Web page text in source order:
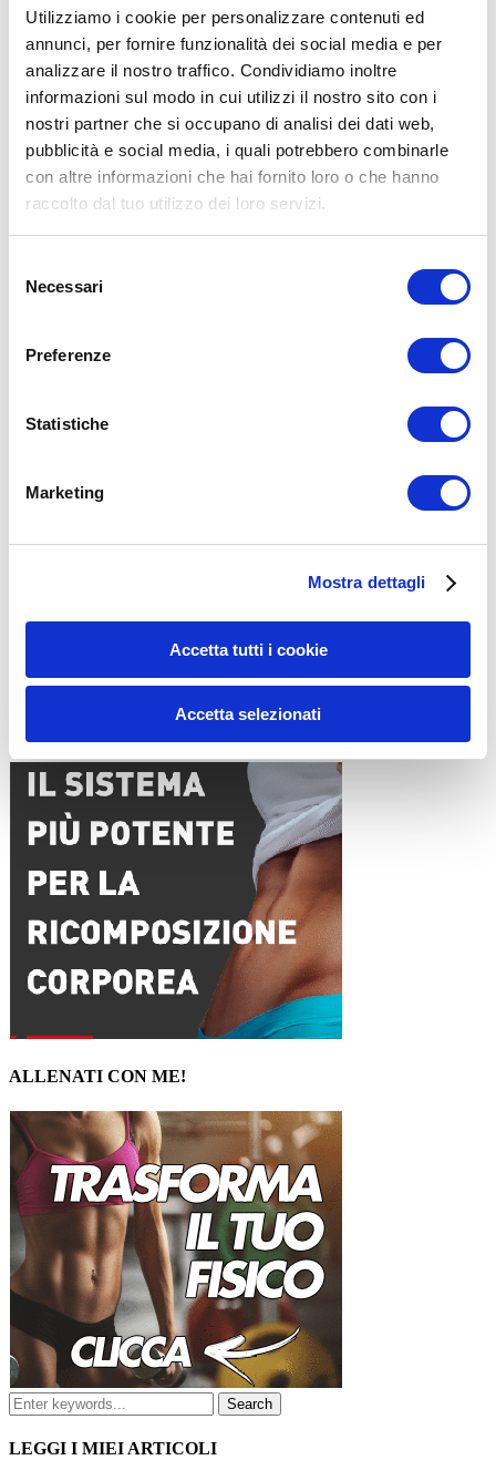
Utilizziamo i cookie per personalizzare contenuti ed
annunci, per fornire funzionalità dei social media e per
analizzare il nostro traffico. Condividiamo inoltre
informazioni sul modo in cui utilizzi il nostro sito con i
nostri partner che si occupano di analisi dei dati web,
pubblicità e social media, i quali potrebbero combinarle
con altre informazioni che hai fornito loro o che hanno
raccolto dal tuo utilizzo dei loro servizi.
delNecessari
Preferenze
Statistiche
Marketing
Mostra dettagli
Accetta tutti i cookie
Accetta selezionati
L’allenamento con sovraccarichi, a corpo libero, con i kettlebell, con
il trx, e con altri attrezzi può causare infortuni, si consiglia pertanto
di prestare la massima attenzione e di eseguire esercizi e
metodologie adatte al proprio livello di forma. Consultare il proprio
medico di fiducia prima di intraprendere qualsiasi forma di attività
fisica o regime alimentare.
Condividi:
Facebook
allenamento
ALLENATI CON ME!
LEGGI I MIEI ARTICOLI